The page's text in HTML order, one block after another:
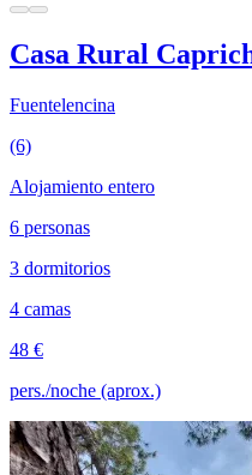
Casa Rural
Fuentelencina
(6)
Alojamiento entero
6 personas
3 dormitorios
4 camas
48 €
pers./noche (aprox.)